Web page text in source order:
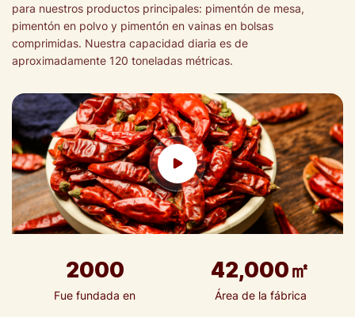
para nuestros productos principales: pimentón de mesa,
pimentón en polvo y pimentón en vainas en bolsas
comprimidas. Nuestra capacidad diaria es de
aproximadamente 120 toneladas métricas.
2000
Fue fundada en
42,000㎡
Área de la fábrica